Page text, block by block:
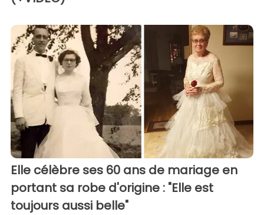
Elle célèbre ses 60 ans de mariage en
portant sa robe d'origine : "Elle est
toujours aussi belle"